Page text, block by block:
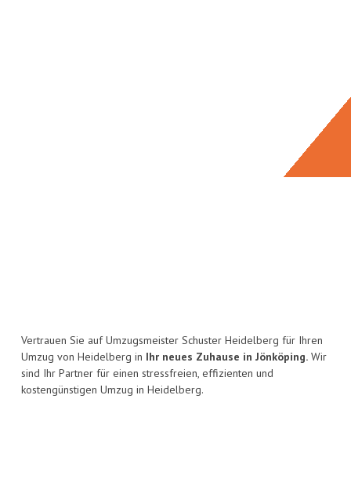
Vertrauen Sie auf Umzugsmeister Schuster Heidelberg für Ihren
Umzug von Heidelberg in Ihr neues Zuhause in Jönköping. Wir
sind Ihr Partner für einen stressfreien, effizienten und
kostengünstigen Umzug in Heidelberg.